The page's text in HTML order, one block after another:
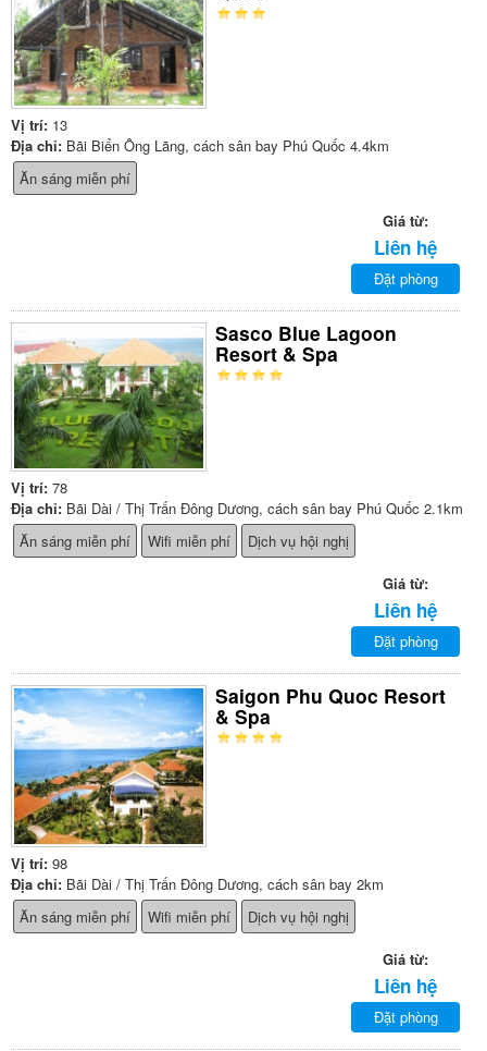
Vị trí: 13
Địa chỉ: Bãi Biển Ông Lãng, cách sân bay Phú Quốc 4.4km
Ăn sáng miễn phí
Giá từ:
Liên hệ
Đặt phòng
Sasco Blue Lagoon
Resort & Spa
Vị trí: 78
Địa chỉ: Bãi Dài / Thị Trấn Đông Dương, cách sân bay Phú Quốc 2.1km
Ăn sáng miễn phí
Wifi miễn phí Dịch vụ hội nghị
Giá từ:
Liên hệ
Đặt phòng
Saigon Phu Quoc Resort
& Spa
Vị trí: 98
Địa chỉ: Bãi Dài / Thị Trấn Đông Dương, cách sân bay 2km
Ăn sáng miễn phí
Wifi miễn phí Dịch vụ hội nghị
Giá từ:
Liên hệ
Đặt phòng